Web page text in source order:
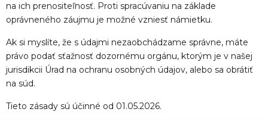
na ich prenositeľnosť. Proti spracúvaniu na základe
oprávneného záujmu je možné vzniesť námietku.
Ak si myslíte, že s údajmi nezaobchádzame správne, máte
právo podať sťažnosť dozornému orgánu, ktorým je v našej
jurisdikcii Úrad na ochranu osobných údajov, alebo sa obrátiť
na súd.
Tieto zásady sú účinné od 01.05.2026.